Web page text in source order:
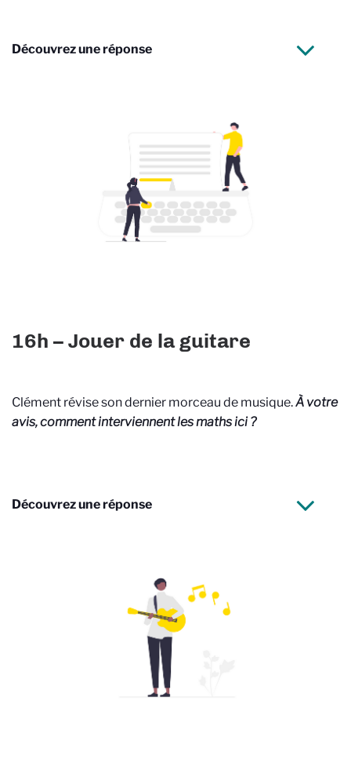
Découvrez une réponse
16h – Jouer de la guitare
Clément révise son dernier morceau de musique.À votre
avis, comment interviennent les maths ici ?
Découvrez une réponse